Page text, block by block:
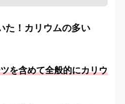
た！カリウムの多い
を含めて全般的にカリウ